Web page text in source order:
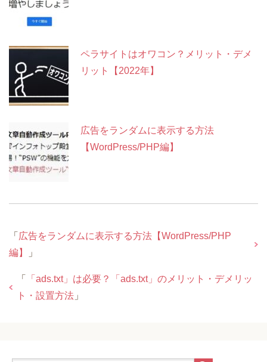
ペラサイトはオワコン？メリット・デメ
リット【2022年】
広告をランダムに表示する方法
【WordPress/PHP編】
「 広告をランダムに表示する方法【WordPress/PHP
編】
」
「
「ads.txt」は必要？「ads.txt」のメリット・デメリッ
ト・設置方法 」